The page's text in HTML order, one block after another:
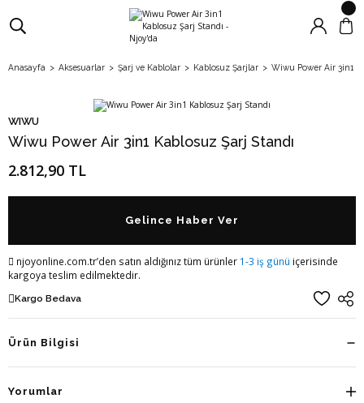
Anasayfa Aksesuarlar Şarj ve Kablolar Kablosuz Şarjlar Wiwu Power Air 3in1
WIWU
Wiwu Power Air 3in1 Kablosuz Şarj Standı
2.812,90 TL
Gelince Haber Ver
njoyonline.com.tr’den satın aldığınız tüm ürünler 1-3 iş günü içerisinde
kargoya teslim edilmektedir.
Kargo Bedava
Ürün Bilgisi
Yorumlar